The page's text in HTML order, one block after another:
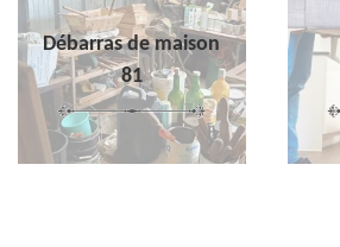
Débarras de maison
81